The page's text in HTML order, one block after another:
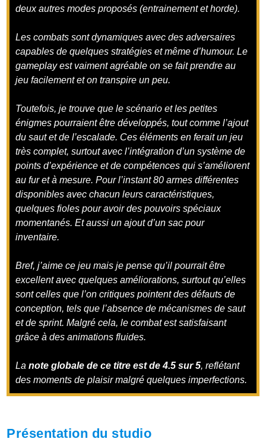
deux autres modes proposés (entrainement et horde).
Les combats sont dynamiques avec des adversaires
capables de quelques stratégies et même d’humour. Le
gameplay est vaiment agréable on se fait prendre au
jeu facilement et on transpire un peu.
Toutefois, je trouve que le scénario et les petites
énigmes pourraient être développés, tout comme l’ajout
du saut et de l’escalade. Ces éléments en ferait un jeu
très complet, surtout avec l’intégration d’un système de
points d’expérience et de compétences qui s’améliorent
au fur et à mesure. Pour l’instant 80 armes différentes
disponibles avec chacun leurs caractéristiques,
quelques fioles pour avoir des pouvoirs spéciaux
momentanés. Et aussi un ajout d’un sac pour
inventaire.
Bref, j’aime ce jeu mais je pense qu’il pourrait être
excellent avec quelques améliorations, surtout qu’elles
sont celles que l’on critiques pointent des défauts de
conception, tels que l’absence de mécanismes de saut
et de sprint. Malgré cela, le combat est satisfaisant
grâce à des animations fluides.
Lanote globale de ce titre est de 4.5 sur 5, reflétant
des moments de plaisir malgré quelques imperfections.
Présentation du studio